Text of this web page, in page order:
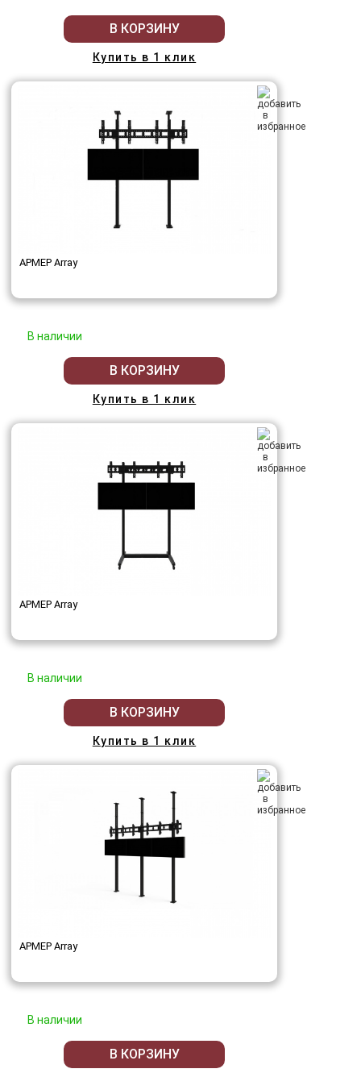
В КОРЗИНУ
Купить в 1 клик
АРМЕР Array
В наличии
В КОРЗИНУ
Купить в 1 клик
АРМЕР Array
В наличии
В КОРЗИНУ
Купить в 1 клик
АРМЕР Array
В наличии
В КОРЗИНУ